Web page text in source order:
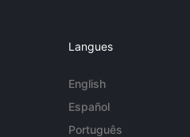
Langues
English
Español
Português